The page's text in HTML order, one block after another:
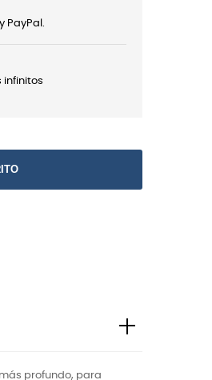
PayPal.
infinitos
profundo, para